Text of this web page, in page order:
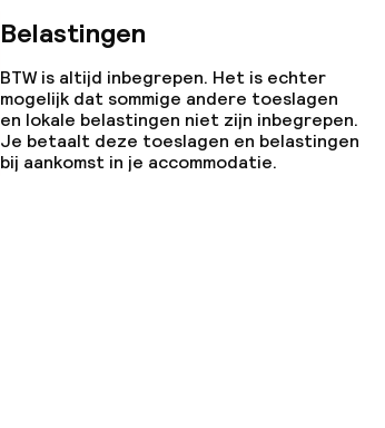
Belastingen
BTW is altijd inbegrepen. Het is echter
mogelijk dat sommige andere toeslagen
en lokale belastingen niet zijn inbegrepen.
Je betaalt deze toeslagen en belastingen
bij aankomst in je accommodatie.